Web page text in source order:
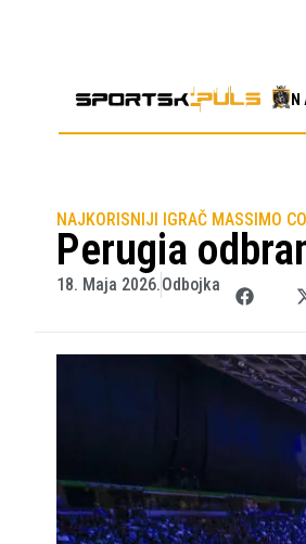
NAJKORISNIJI IGRAČ MASSIMO
Perugia
18. Maja 2026.Odbojka